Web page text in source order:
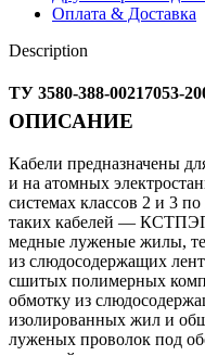
Оплата & Доставка
Description
ТУ 3580-388-00217053-
ОПИСАНИЕ
Кабели предназначены
и на атомных
системах классов 2 и 3
таких кабелей —
медные луженые жилы,
из слюдосодержащих
сшитых полимерных
обмотку из
изолированных жил и
луженых проволок под